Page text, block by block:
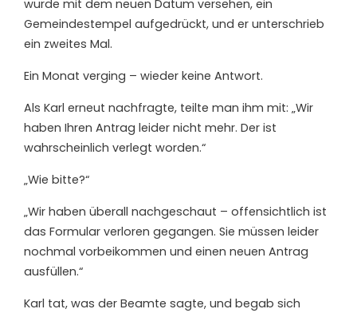
wurde mit dem neuen Datum versehen, ein
Gemeindestempel aufgedrückt, und er unterschrieb
ein zweites Mal.
Ein Monat verging – wieder keine Antwort.
Als Karl erneut nachfragte, teilte man ihm mit: „Wir
haben Ihren Antrag leider nicht mehr. Der ist
wahrscheinlich verlegt worden.“
„Wie bitte?“
„Wir haben überall nachgeschaut – offensichtlich ist
das Formular verloren gegangen. Sie müssen leider
nochmal vorbeikommen und einen neuen Antrag
ausfüllen.“
Karl tat, was der Beamte sagte, und begab sich